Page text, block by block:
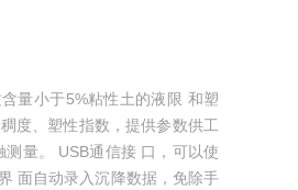
量小于5%粘性土的液限 和塑
度、塑性指数，提供参数供工
量。 USB通信接 口，可以使
面自动录入沉降数据，免除手